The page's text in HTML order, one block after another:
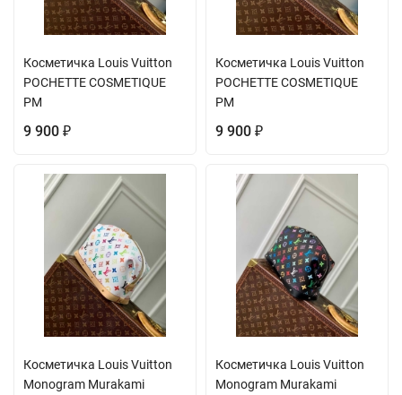
Косметичка Louis Vuitton
POCHETTE COSMETIQUE
PM
9 900 ₽
Косметичка Louis Vuitton
POCHETTE COSMETIQUE
PM
9 900 ₽
Косметичка Louis Vuitton
Monogram Murakami
Косметичка Louis Vuitton
Monogram Murakami